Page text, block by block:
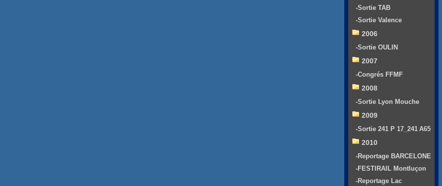
-Sortie TAB
-Sortie Valence
2006
-Sortie OULIN
2007
-Congrés FFMF
2008
-Sortie Lyon Mouche
2009
-Sortie 241 P 17_241 A65
2010
-Reportage BARCELONE
-FESTIRAIL Montluçon
-Reportage Lac